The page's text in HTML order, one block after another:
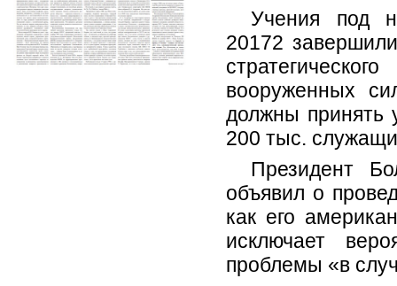
Учения под
20172
вооруженных
должны принять
200 тыс.
Президент
объявил о
как его
исключает
проблемы «в